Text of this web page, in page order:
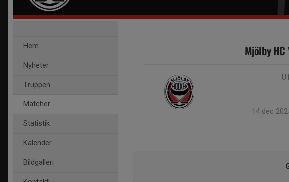
Hem
Nyheter
Truppen
Matcher
Statistik
Kalender
Bildgalleri
Mjölby
14 dec